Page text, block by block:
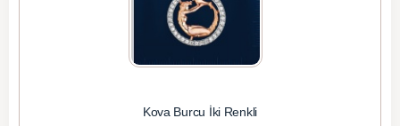
Kova Burcu İki Renkli